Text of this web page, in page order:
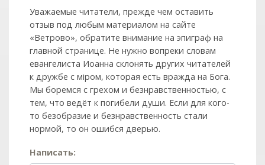
Уважаемые читатели, прежде чем оставить
отзыв под любым материалом на сайте
«Ветрово», обратите внимание на эпиграф на
главной странице. Не нужно вопреки словам
евангелиста Иоанна склонять других читателей
к дружбе с мiром, которая есть вражда на Бога.
Мы боремся с грехом и без­нрав­ствен­ностью, с
тем, что ведёт к погибели души. Если для кого-
то безобразие и безнравственность стали
нормой, то он ошибся дверью.
Написать: